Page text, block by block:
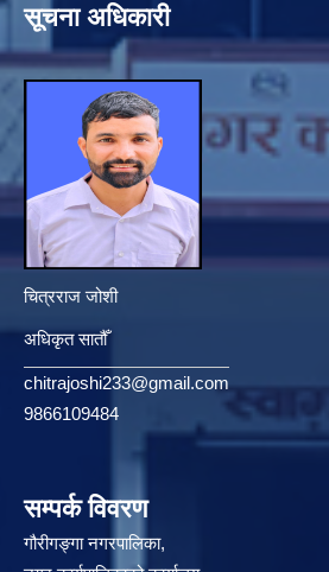
सूचना अधिकारी
चित्रराज जोशी
अधिकृत सातौँ
chitrajoshi233@gmail.com
9866109484
सम्पर्क विवरण
गौरीगङ्गा नगरपालिका,